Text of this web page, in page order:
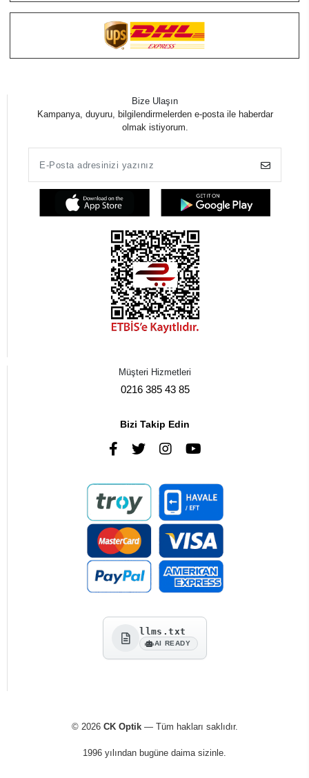
Bize Ulaşın
Kampanya, duyuru, bilgilendirmelerden e-posta ile haberdar
olmak istiyorum.
Müşteri Hizmetleri
0216 385 43 85
Bizi Takip Edin
llms.txt
AI READY
© 2026 CK Optik— Tüm hakları saklıdır.
1996 yılından bugüne daima sizinle.